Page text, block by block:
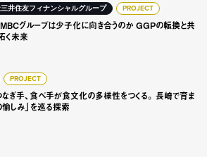
井住友フィナンシャルグループ PROJECT
グループは少子化に向き合うのか GGPの転換と共
く未来
プは少子化に向き合うのか GGPの転
PROJECT
なぎ手、食べ手が食文化の多様性をつくる。 長崎で育ま
愉しみ」を巡る探索
べ手が食文化の多様性をつくる。 長